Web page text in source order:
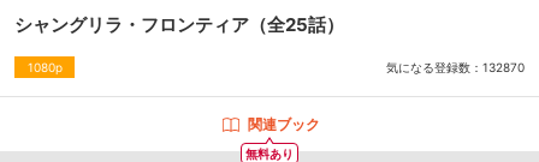
シャングリラ・フロンティア （全25話）
1080p 気になる登録数： 132870
無料あり
関連ブック